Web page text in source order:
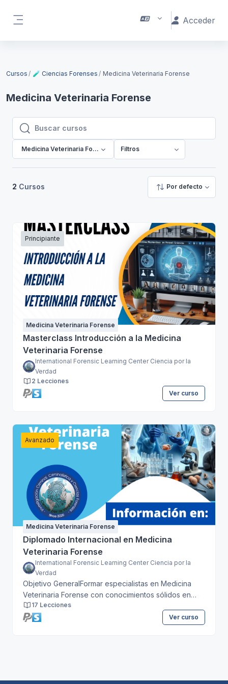
Acceder
Cursos 🧪 Ciencias Forenses Medicina Veterinaria Forense
Medicina Veterinaria Forense
Buscar cursos
Buscar cursos
Medicina Veterinaria Forense Filtros
2 Cursos Por defecto
Principiante
Medicina Veterinaria Forense
Masterclass Introducción a la Medicina
Veterinaria Forense
International Forensic Learning Center Ciencia por la
Verdad
2 Lecciones
Ver curso
Avanzado
Medicina Veterinaria Forense
Diplomado Internacional en Medicina
Veterinaria Forense
International Forensic Learning Center Ciencia por la
Verdad
Objetivo GeneralFormar especialistas en Medicina
Veterinaria Forense con conocimientos sólidos en
áreas clave como la identificación forense de
especies, análisis de lesiones, necropsia forense,
17 Lecciones
Ver curso